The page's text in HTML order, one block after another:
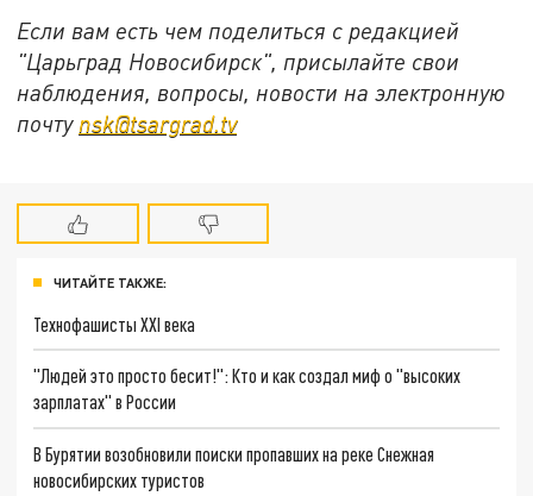
Если вам есть чем поделиться с редакцией
"Царьград Новосибирск", присылайте свои
наблюдения, вопросы, новости на электронную
почту nsk@tsargrad.tv
ЧИТАЙТЕ ТАКЖЕ:
Технофашисты XXI века
"Людей это просто бесит!": Кто и как создал миф о "высоких
зарплатах" в России
В Бурятии возобновили поиски пропавших на реке Снежная
новосибирских туристов